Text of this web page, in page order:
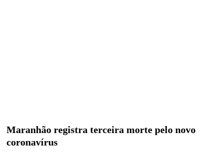
Maranhão registra terceira morte pelo novo
coronavírus